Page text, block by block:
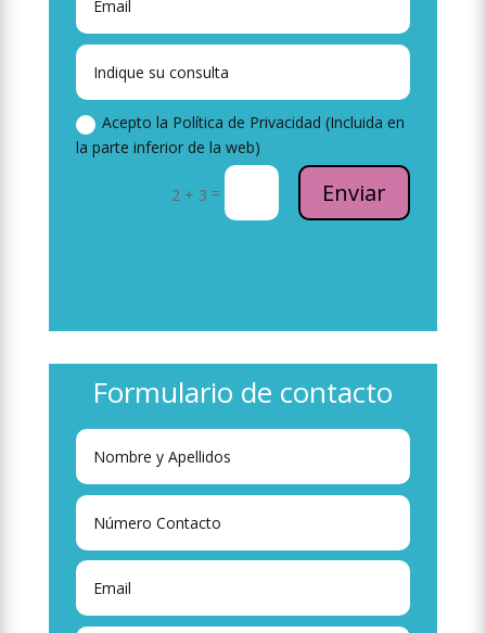
Acepto la Política de Privacidad (Incluida en
la parte inferior de la web)
2 + 3 = Enviar
Formulario de contacto